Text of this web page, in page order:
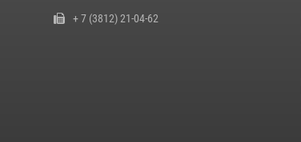
+ 7 (3812) 21-04-62